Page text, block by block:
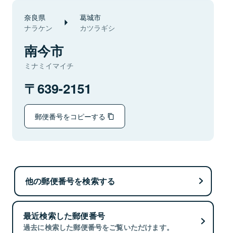
奈良県
ナラケン
葛城市
カツラギシ
南今市
ミナミイマイチ
639-2151
郵便番号をコピーする
他の郵便番号を検索する
最近検索した郵便番号
過去に検索した郵便番号をご覧いただけます。